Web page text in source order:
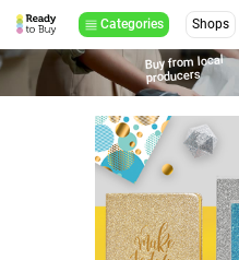
Categories Shops
Buy from local
producers